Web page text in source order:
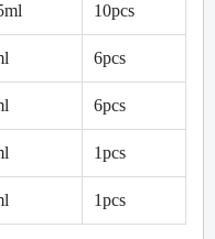
10pcs
6pcs
6pcs
1pcs
1pcs